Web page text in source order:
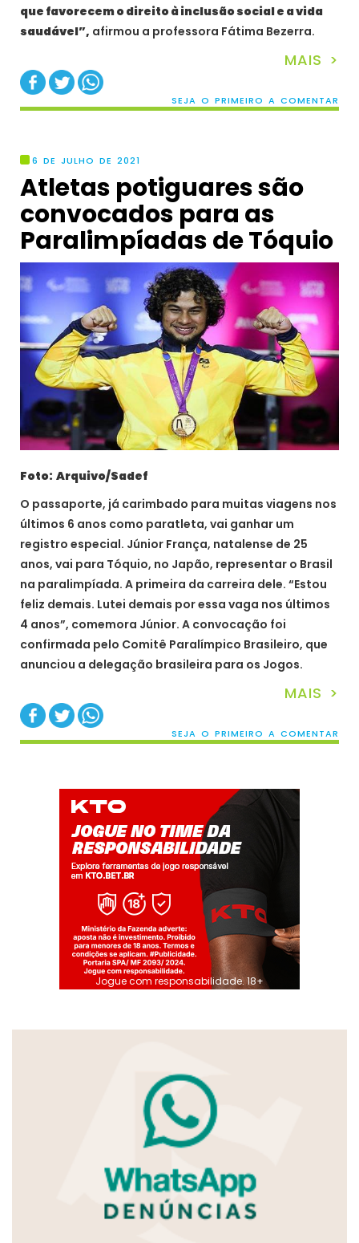
que favorecem o direito à inclusão social e a vida
saudável”, afirmou a professora Fátima Bezerra.
MAIS >
SEJA O PRIMEIRO A COMENTAR
6 DE JULHO DE 2021
Atletas potiguares são
convocados para as
Paralimpíadas de Tóquio
Foto: Arquivo/Sadef
O passaporte, já carimbado para muitas viagens nos
últimos 6 anos como paratleta, vai ganhar um
registro especial. Júnior França, natalense de 25
anos, vai para Tóquio, no Japão, representar o Brasil
na paralimpíada. A primeira da carreira dele. “Estou
feliz demais. Lutei demais por essa vaga nos últimos
4 anos”, comemora Júnior. A convocação foi
confirmada pelo Comitê Paralímpico Brasileiro, que
anunciou a delegação brasileira para os Jogos.
MAIS >
SEJA O PRIMEIRO A COMENTAR
Jogue com responsabilidade. 18+